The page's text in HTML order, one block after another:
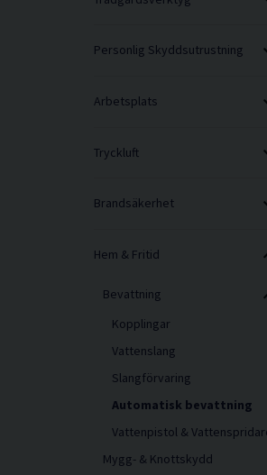
Personlig Skyddsutrustning
Arbetsplats
Tryckluft
Brandsäkerhet
Hem & Fritid
Bevattning
Kopplingar
Vattenslang
Slangförvaring
Automatisk bevattning
Vattenpistol &
Mygg- & Knottskydd